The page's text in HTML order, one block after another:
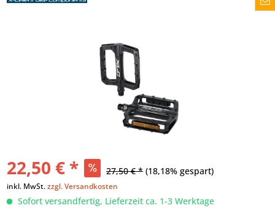
22,50 € * 27,50 € * (18,18% gespart)
inkl. MwSt.zzgl. Versandkosten
Sofort versandfertig, Lieferzeit ca. 1-3 Werktage